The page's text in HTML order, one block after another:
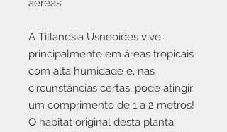
aéreas.
A Tillandsia Usneoides vive
principalmente em áreas tropicais
com alta humidade e, nas
circunstâncias certas, pode atingir
um comprimento de 1 a 2 metros!
O habitat original desta planta